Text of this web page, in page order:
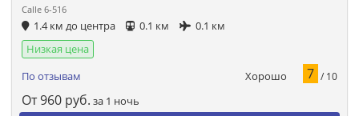
Calle 6-516
1.4 км до центра 0.1 км
0.1 км
Низкая цена
По отзывам
Хорошо 7 / 10
От960 руб. за 1 ночь